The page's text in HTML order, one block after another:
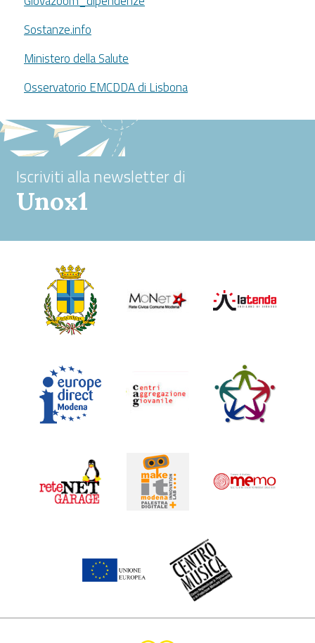
Sostanze.info
Ministero della Salute
Osservatorio EMCDDA di Lisbona
Iscriviti alla newsletter di
Unox1